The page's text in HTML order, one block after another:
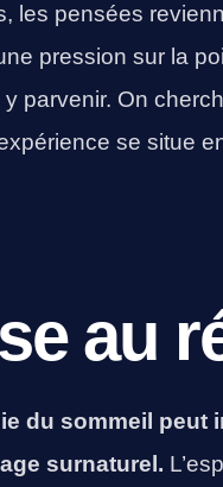
les pensées
pression sur la
y parvenir. On
se situe
au
du sommeil peut
surnaturel.